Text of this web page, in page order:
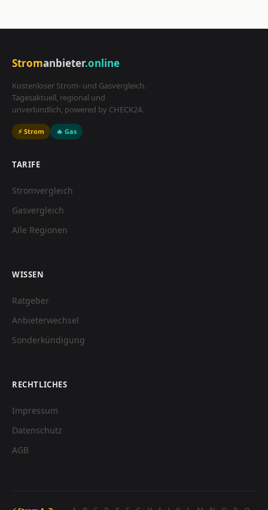
Stromanbieter.online
Kostenloser Strom- und Gasvergleich.
Tagesaktuell, regional und
unverbindlich, powered by CHECK24.
⚡ Strom 🔥 Gas
TARIFE
Stromvergleich
Gasvergleich
Alle Regionen
WISSEN
Ratgeber
Anbieterwechsel
Sonderkündigung
RECHTLICHES
Impressum
Datenschutz
AGB